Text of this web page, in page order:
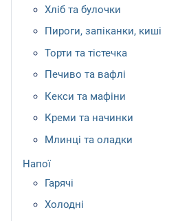
Хліб та булочки
Пироги, запіканки, киші
Торти та тістечка
Печиво та вафлі
Кекси та мафіни
Креми та начинки
Млинці та оладки
Напої
Гарячі
Холодні